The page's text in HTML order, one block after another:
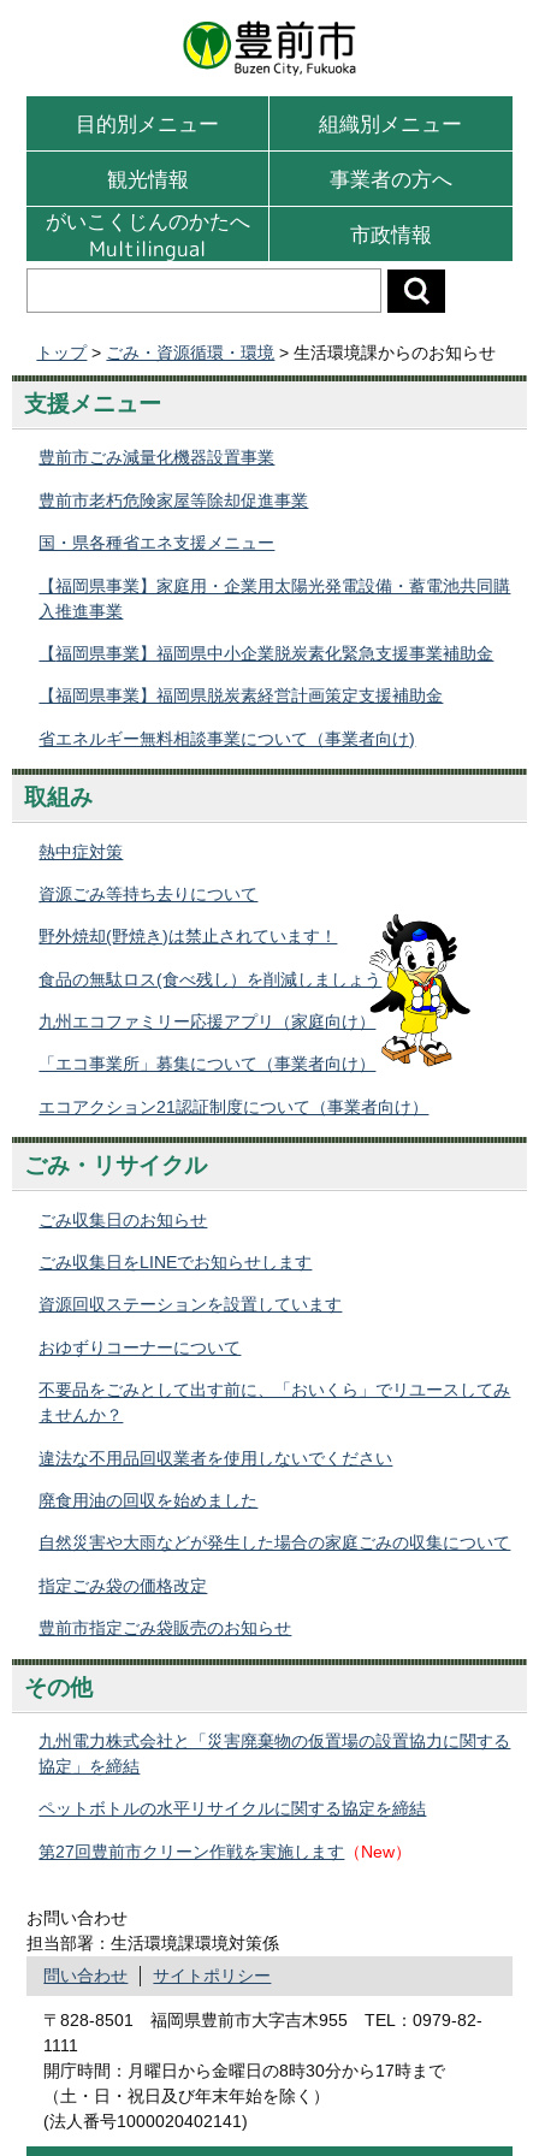
目的別メニュー
組織別メニュー
観光情報
事業者の方へ
がいこくじんのかたへ
Multilingual
市政情報
トップ > ごみ・資源循環・環境 > 生活環境課からのお知らせ
支援メニュー
豊前市ごみ減量化機器設置事業
豊前市老朽危険家屋等除却促進事業
国・県各種省エネ支援メニュー
【福岡県事業】家庭用・企業用太陽光発電設備・蓄電池共同購
入推進事業
【福岡県事業】福岡県中小企業脱炭素化緊急支援事業補助金
【福岡県事業】福岡県脱炭素経営計画策定支援補助金
省エネルギー無料相談事業について（事業者向け)
取組み
熱中症対策
資源ごみ等持ち去りについて
野外焼却(野焼き)は禁止されています！
食品の無駄ロス(食べ残し）を削減しましょう
九州エコファミリー応援アプリ（家庭向け）
「エコ事業所」募集について（事業者向け）
エコアクション21認証制度について（事業者向け）
ごみ・リサイクル
ごみ収集日のお知らせ
ごみ収集日をLINEでお知らせします
資源回収ステーションを設置しています
おゆずりコーナーについて
不要品をごみとして出す前に、「おいくら」でリユースしてみ
ませんか？
違法な不用品回収業者を使用しないでください
廃食用油の回収を始めました
自然災害や大雨などが発生した場合の家庭ごみの収集について
指定ごみ袋の価格改定
豊前市指定ごみ袋販売のお知らせ
その他
九州電力株式会社と「災害廃棄物の仮置場の設置協力に関する
協定」を締結
ペットボトルの水平リサイクルに関する協定を締結
第27回豊前市クリーン作戦を実施します （New）
お問い合わせ
担当部署：生活環境課環境対策係
問い合わせ
サイトポリシー
〒828-8501 福岡県豊前市大字吉木955 TEL：0979-82-
1111
開庁時間：月曜日から金曜日の8時30分から17時まで
（土・日・祝日及び年末年始を除く）
(法人番号1000020402141)